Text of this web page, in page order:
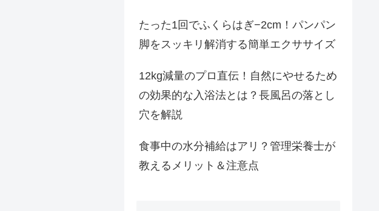
たった1回でふくらはぎ−2cm！パンパン
脚をスッキリ解消する簡単エクササイズ
12kg減量のプロ直伝！自然にやせるため
の効果的な入浴法とは？長風呂の落とし
穴を解説
食事中の水分補給はアリ？管理栄養士が
教えるメリット＆注意点